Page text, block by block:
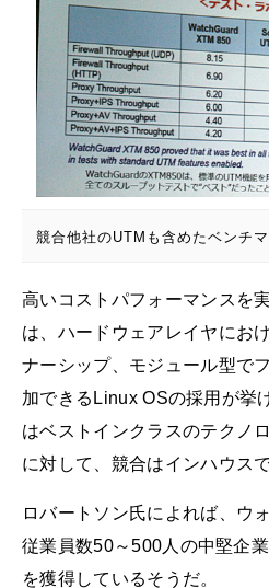
競合他社のUTMも含めたベンチ
高いコストパフォーマンスを
は、ハードウェアレイヤにお
ナーシップ、モジュール型で
加できるLinux OSの採用が挙
はベストインクラスのテクノ
に対して、競合はインハウス
ロバートソン氏によれば、ウ
従業員数50～500人の中堅企
を獲得しているそうだ。